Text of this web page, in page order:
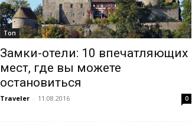
Топ
Замки-отели: 10 впечатляющих
мест, где вы можете
остановиться
Traveler - 11.08.2016 0